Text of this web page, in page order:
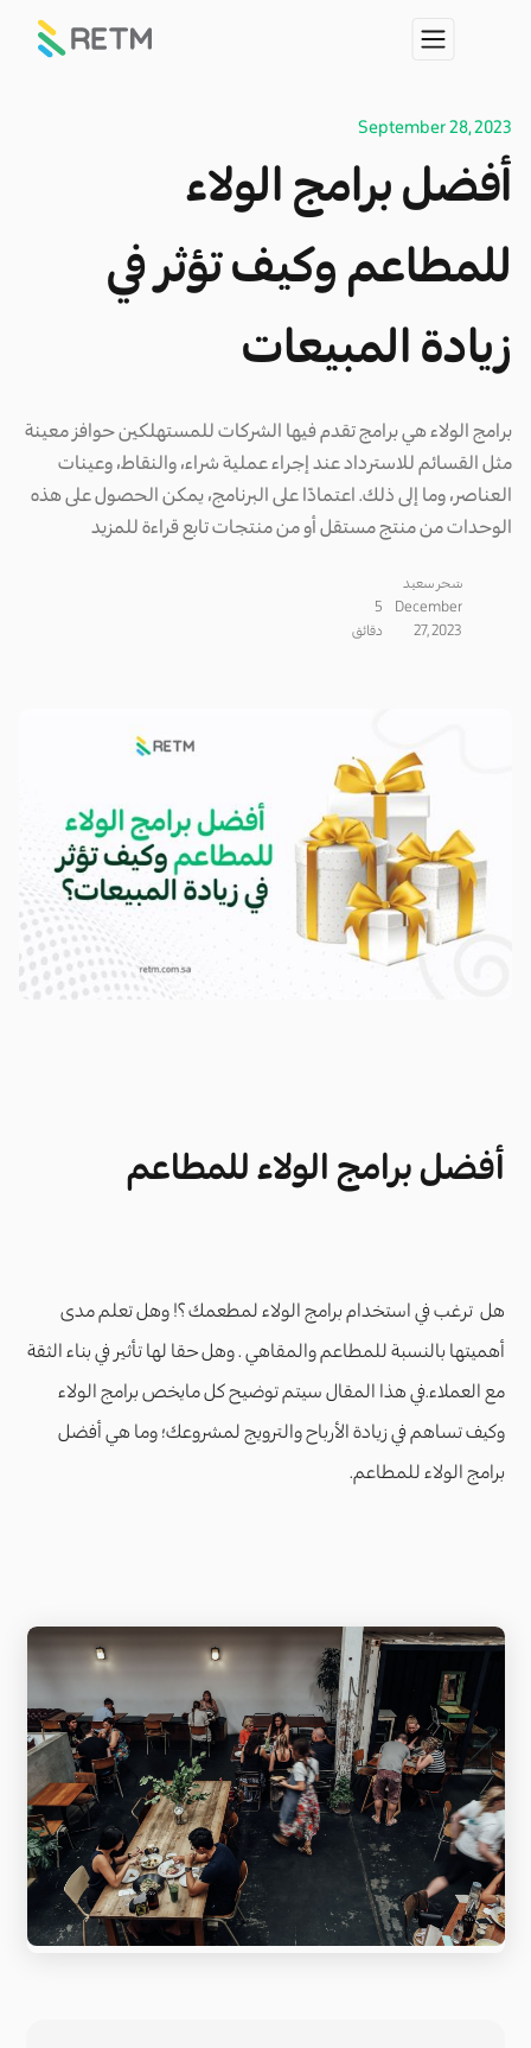
September 28, 2023
أفضل برامج الولاء
للمطاعم وكيف تؤثر في
زيادة المبيعات
برامج الولاء هي برامج تقدم فيها الشركات للمستهلكين حوافز معينة
مثل القسائم للاسترداد عند إجراء عملية شراء، والنقاط، وعينات
العناصر، وما إلى ذلك. اعتمادًا على البرنامج، يمكن الحصول على هذه
الوحدات من منتج مستقل أو من منتجات تابع قراءة للمزيد
سَحر سعيد
December
27, 2023
5
دقائق
أفضل برامج الولاء للمطاعم
هل ترغب في استخدام برامج الولاء لمطعمك ؟! وهل تعلم مدى
أهميتها بالنسبة للمطاعم والمقاهي . وهل حقا لها تأثير في بناء الثقة
مع العملاء.في هذا المقال سيتم توضيح كل مايخص برامج الولاء
وكيف تساهم في زيادة الأرباح والترويج لمشروعك؛ وما هي أفضل
برامج الولاء للمطاعم.